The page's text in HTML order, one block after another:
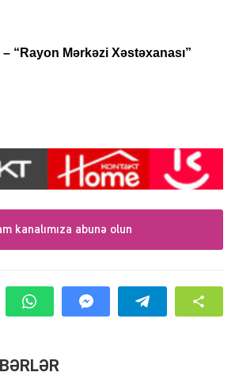
“Rayon Mərkəzi Xəstəxanası”
kanalımıza abunə olun